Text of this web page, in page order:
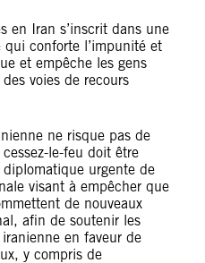
en Iran s’inscrit dans une
conforte l’impunité et
et empêche les gens
voies de recours
ne risque pas de
le-feu doit être
urgente de
visant à empêcher que
de nouveaux
afin de soutenir les
en faveur de
y compris de